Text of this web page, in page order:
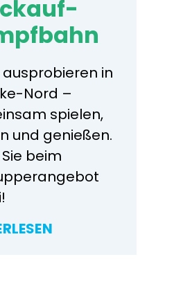
ausprobieren in
Nord –
spielen,
und genießen.
beim